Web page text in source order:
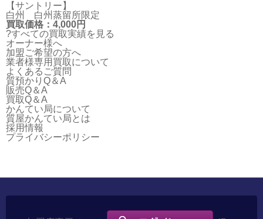
【サントリー】
白州 白州蒸留所限定
買取価格：4,000円
?すべての買取実績を見る
オーナー様へ
加盟ご希望の方へ
業者様専用買取について
よくあるご質問
質預かりQ＆A
販売Q＆A
買取Q＆A
かんてい局について
質屋かんてい局とは
採用情報
プライバシーポリシー